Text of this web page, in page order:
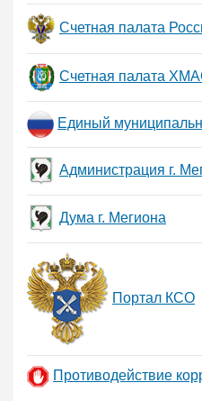
Счетная палата
Счетная палата
Единый
Администрация г.
Дума г. Мегиона
Портал КСО
Противодействие